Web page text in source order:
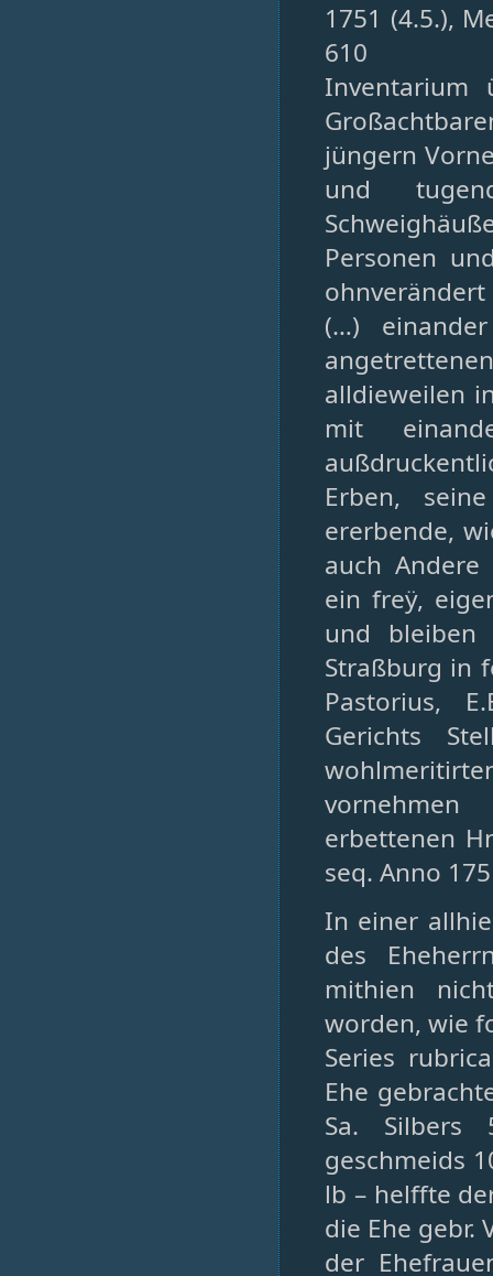
1751 (4.5.),
610
Inventarium
jüngern
und
Personen
(…)
alldieweilen
mit
Erben,
ererbende,
auch
ein freÿ,
und bleiben
Straßburg in
Pastorius,
Gerichts
erbettenen
seq. Anno
In einer
des
mithien
worden, wie
Series
Ehe
Sa. Silbers
geschmeids
lb – helffte
die Ehe gebr.
der